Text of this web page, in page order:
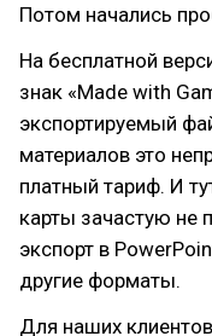
Потом начались
На бесплатной
знак «Made with
экспортируемый
материалов это
платный тариф. И
карты зачастую не
экспорт в
другие форматы.
Для наших